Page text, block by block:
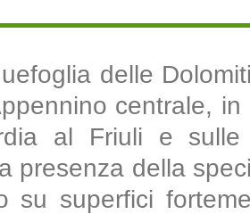
delle
centrale,
al Friuli e sulle
presenza della
su superfici